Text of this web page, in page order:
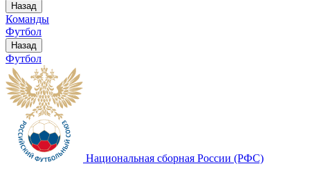
Назад
Команды
Футбол
Назад
Футбол
Национальная сборная России (РФС)